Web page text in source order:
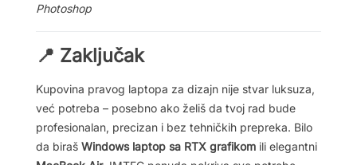
Photoshop
📍 Zaključak
Kupovina pravog laptopa za dizajn nije stvar luksuza,
već potreba – posebno ako želiš da tvoj rad bude
profesionalan, precizan i bez tehničkih prepreka. Bilo
da biraš Windows laptop sa RTX grafikom ili elegantni